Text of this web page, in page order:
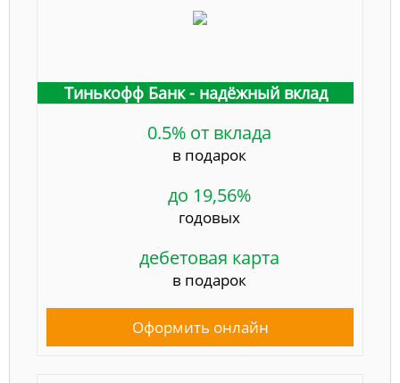
Тинькофф Банк - надёжный вклад
0.5% от вклада
в подарок
до 19,56%
годовых
дебетовая карта
в подарок
Оформить онлайн